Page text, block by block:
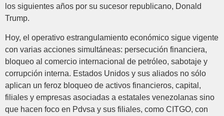
los siguientes años por su sucesor republicano, Donald
Trump.
Hoy, el operativo estrangulamiento económico sigue vigente
con varias acciones simultáneas: persecución financiera,
bloqueo al comercio internacional de petróleo, sabotaje y
corrupción interna. Estados Unidos y sus aliados no sólo
aplican un feroz bloqueo de activos financieros, capital,
filiales y empresas asociadas a estatales venezolanas sino
que hacen foco en Pdvsa y sus filiales, como CITGO, con